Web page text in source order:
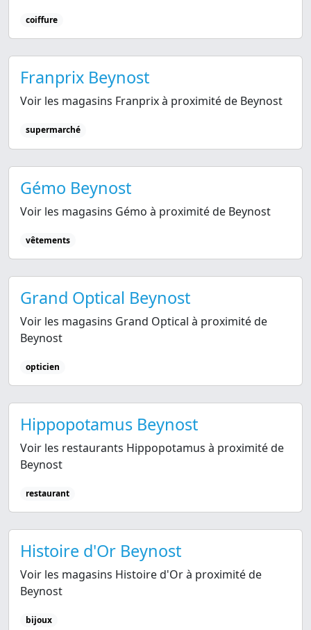
coiffure
Franprix Beynost
Voir les magasins Franprix à proximité de Beynost
supermarché
Gémo Beynost
Voir les magasins Gémo à proximité de Beynost
vêtements
Grand Optical Beynost
Voir les magasins Grand Optical à proximité de
Beynost
opticien
Hippopotamus Beynost
Voir les restaurants Hippopotamus à proximité de
Beynost
restaurant
Histoire d'Or Beynost
Voir les magasins Histoire d'Or à proximité de
Beynost
bijoux